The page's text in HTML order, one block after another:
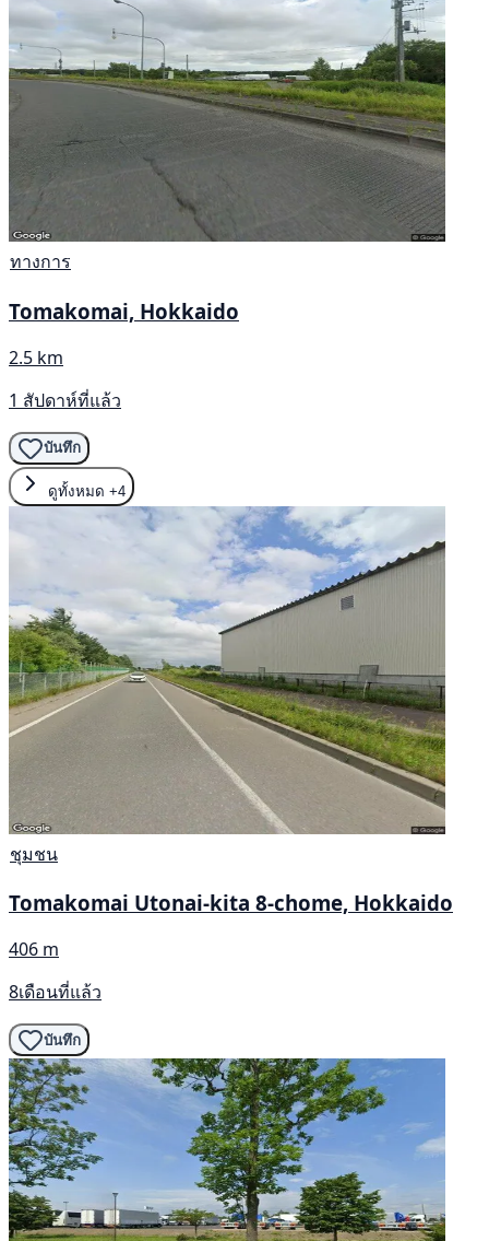
ทางการ
Tomakomai, Hokkaido
2.5 km
1 สัปดาห์ที่แล้ว
บันทึก
ดูทั้งหมด +4
ชุมชน
Tomakomai Utonai-kita 8-chome, Hokkaido
406 m
8เดือนที่แล้ว
บันทึก